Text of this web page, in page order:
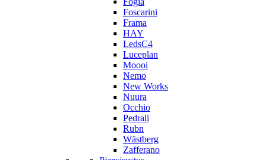
Foscarini
Frama
HAY
LedsC4
Luceplan
Moooi
Nemo
New Works
Nuura
Occhio
Pedrali
Rubn
Wästberg
Zafferano